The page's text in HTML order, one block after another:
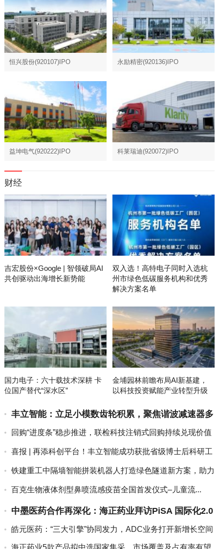
恒兴股份(920107)IPO 永励精密(920136)IPO
益坤电气(920222)IPO 科莱瑞迪(920072)IPO
财经
吉宏股份×Google | 智领破局AI
共创驱动出海增长新势能
双入选！高特电子同时入选杭
州市绿色低碳服务机构和优秀
解决方案名单
国力电子：六十载技术深耕 卡
位国产替代“深水区”
金埔园林前瞻布局AI新基建，
以科技投资赋能产业转型升级
丰立智能：立足小模数齿轮积累，聚焦谐波减速器多
回购“进度条”稳步推进，联检科技注销式回购持续兑现价值
喜报 | 再添科创平台！丰立智能成功获批省级博士后科研工
铁建重工中隔墙智能拼装机器人打造绿色隧道新方案，助力
百克生物液体剂型鼻喷流感疫苗全国首发仪式–儿童流...
中墨医药合作再深化：海正药业拜访PiSA 国际化2.0
皓元医药：“三大引擎”协同发力，ADC业务打开新增长空间
海正药业5款产品拟中选国家集采，市场覆盖及占有率有望